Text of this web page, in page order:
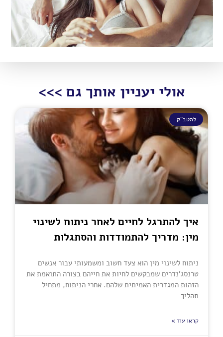
אולי יעניין אותך גם >>>
להטב"ק
איך להתרגל לחיים לאחר ניתוח לשינוי
מין: מדריך להתמודדות והסתגלות
ניתוח לשינוי מין הוא צעד חשוב ומשמעותי עבור אנשים
טרנסג'נדרים שמבקשים לחיות את חייהם בצורה התואמת את
הזהות המגדרית האמיתית שלהם. אחרי הניתוח, מתחיל
תהליך
קראו עוד »